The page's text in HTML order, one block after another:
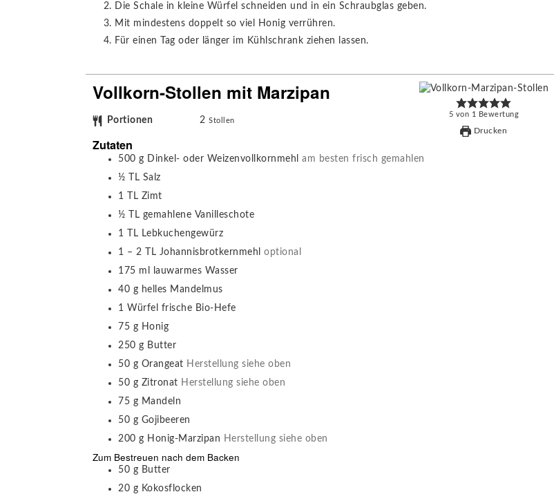
Die Schale in kleine Würfel schneiden und in ein Schraubglas geben.
Mit mindestens doppelt so viel Honig verrühren.
Für einen Tag oder länger im Kühlschrank ziehen lassen.
5 von 1 Bewertung
Drucken
Vollkorn-Stollen mit Marzipan
Portionen 2 Stollen
Zutaten
500 g Dinkel- oder Weizenvollkornmehl
am besten frisch gemahlen
½
TL Salz
1
TL Zimt
½
TL gemahlene Vanilleschote
1
TL Lebkuchengewürz
1 – 2
TL Johannisbrotkernmehl
optional
175 ml
lauwarmes Wasser
40 g helles Mandelmus
1 Würfel
frische Bio-Hefe
75 g Honig
250 g Butter
50 g Orangeat Herstellung siehe oben
50 g Zitronat Herstellung siehe oben
75 g Mandeln
50 g Gojibeeren
200 g Honig-Marzipan Herstellung siehe oben
Zum Bestreuen nach dem Backen
50 g Butter
20 g Kokosflocken